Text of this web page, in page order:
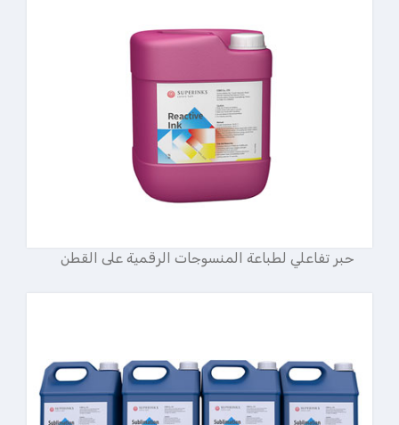
حبر تفاعلي لطباعة المنسوجات الرقمية على القطن